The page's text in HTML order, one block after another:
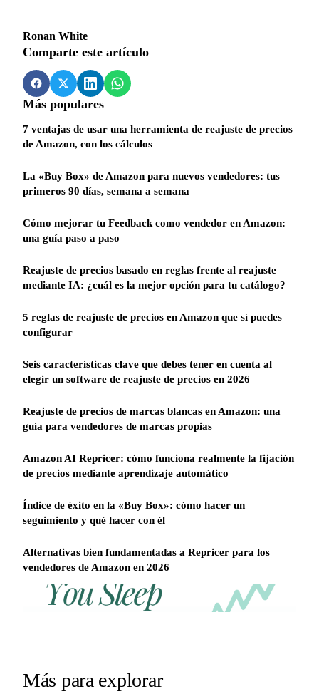
Ronan White
Comparte este artículo
Más populares
7 ventajas de usar una herramienta de reajuste de precios
de Amazon, con los cálculos
La «Buy Box» de Amazon para nuevos vendedores: tus
primeros 90 días, semana a semana
Cómo mejorar tu Feedback como vendedor en Amazon:
una guía paso a paso
Reajuste de precios basado en reglas frente al reajuste
mediante IA: ¿cuál es la mejor opción para tu catálogo?
5 reglas de reajuste de precios en Amazon que sí puedes
configurar
Seis características clave que debes tener en cuenta al
elegir un software de reajuste de precios en 2026
Reajuste de precios de marcas blancas en Amazon: una
guía para vendedores de marcas propias
Amazon AI Repricer: cómo funciona realmente la fijación
de precios mediante aprendizaje automático
Índice de éxito en la «Buy Box»: cómo hacer un
seguimiento y qué hacer con él
Alternativas bien fundamentadas a Repricer para los
vendedores de Amazon en 2026
REPRICER
Win
while
you
Your
Repricer.com
Más para explorar